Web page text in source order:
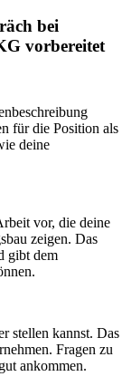
bei
vorbereitet
für die Position als
deine
vor, die deine
zeigen. Das
gibt dem
stellen kannst. Das
Fragen zu
ankommen.